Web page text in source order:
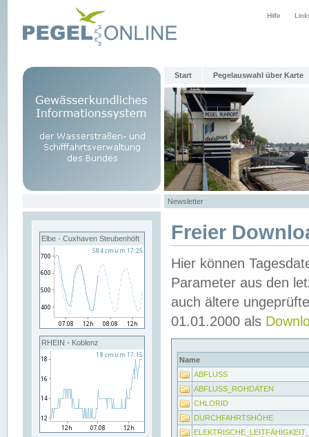
Hilfe
Start Pegelauswahl über Karte
Newsletter
Elbe - Cuxhaven Steubenhöft
RHEIN - Koblenz
Freier
Hier können
Parameter aus den
auch ältere
01.01.2000 als
Name
ABFLUSS
ABFLUSS_ROHDATEN
CHLORID
DURCHFAHRTSHÖHE